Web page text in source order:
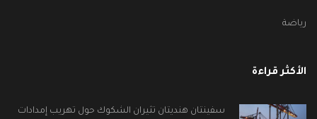
رياضة
الأكثر قراءة
سفينتان هنديتان تثيران الشكوك حول تهريب إمدادات